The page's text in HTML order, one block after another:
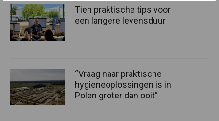
Tien praktische tips voor
een langere levensduur
“Vraag naar praktische
hygieneoplossingen is in
Polen groter dan ooit”